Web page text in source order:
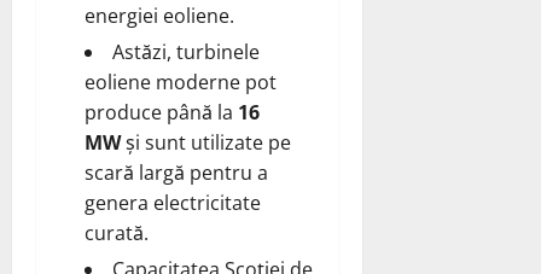
energiei eoliene.
Astăzi, turbinele
eoliene moderne pot
produce până la 16
MWși sunt utilizate pe
scară largă pentru a
genera electricitate
curată.